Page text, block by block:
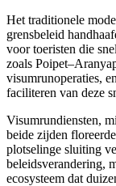
Het traditionele
grensbeleid
voor toeristen die
zoals
visumrunoperaties,
faciliteren van deze
Visumrundiensten,
beide zijden
plotselinge sluiting
beleidsverandering,
ecosysteem dat